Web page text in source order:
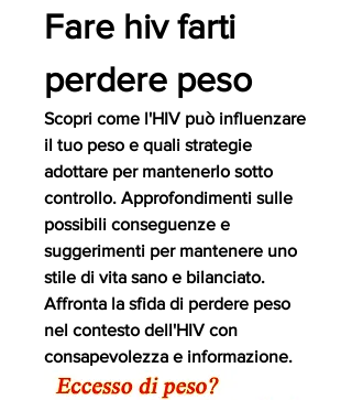
Fare hiv farti
perdere peso
Scopri come l'HIV può influenzare
il tuo peso e quali strategie
adottare per mantenerlo sotto
controllo. Approfondimenti sulle
possibili conseguenze e
suggerimenti per mantenere uno
stile di vita sano e bilanciato.
Affronta la sfida di perdere peso
nel contesto dell'HIV con
consapevolezza e informazione.